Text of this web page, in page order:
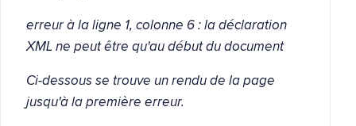
erreur à la ligne 1, colonne 6 : la déclaration
XML ne peut être qu'au début du document
Ci-dessous se trouve un rendu de la page
jusqu'à la première erreur.